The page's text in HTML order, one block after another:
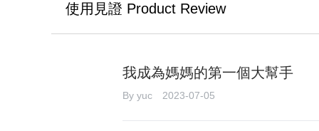
使用見證 Product Review
我成為媽媽的第一個大幫手
By yuc 2023-07-05